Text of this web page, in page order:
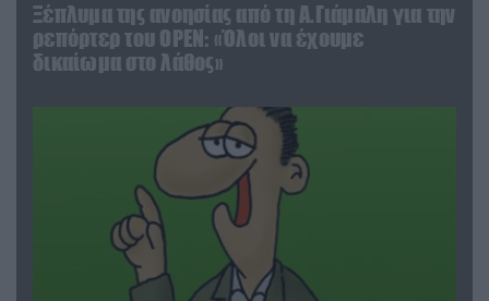
Ξέπλυμα της ανοησίας από τη Α.Γιάμαλη για την
ρεπόρτερ του ΟΡΕΝ: «Όλοι να έχουμε
δικαίωμα στο λάθος»